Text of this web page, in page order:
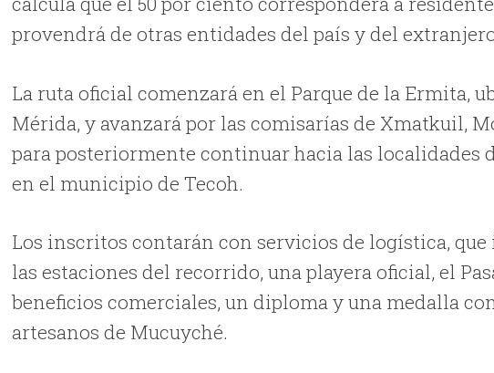
provendrá de otras entidades del país y del
La ruta oficial comenzará en el Parque de la Ermita,
Mérida, y avanzará por las comisarías de Xmatkuil,
para posteriormente continuar hacia las localidades
en el municipio de Tecoh.
Los inscritos contarán con servicios de logística,
las estaciones del recorrido, una playera oficial, el
beneficios comerciales, un diploma y una medalla
artesanos de Mucuyché.